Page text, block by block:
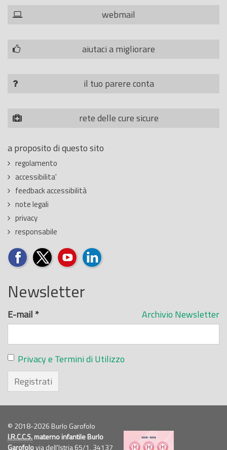
webmail
aiutaci a migliorare
il tuo parere conta
rete delle cure sicure
a proposito di questo sito
regolamento
accessibilita'
feedback accessibilità
note legali
privacy
responsabile
Newsletter
Archivio Newsletter
E-mail *
Privacy e Termini di Utilizzo
Registrati
© 2018-2026 Burlo Garofolo
I.R.C.C.S.materno infantile Burlo
Garofolovia dell'Istria 65/1, 34137